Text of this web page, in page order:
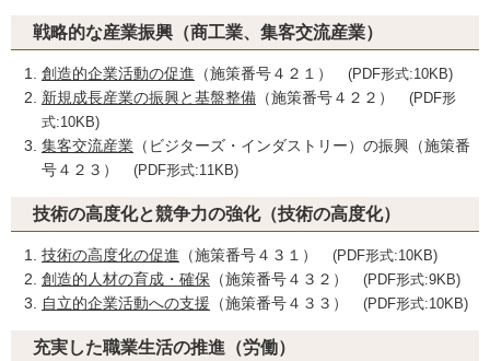
戦略的な産業振興（商工業、集客交流産業）
創造的企業活動の促進 （施策番号４２１） (PDF形式:10KB)
新規成長産業の振興と基盤整備 （施策番号４２２） (PDF形
式:10KB)
集客交流産業 （ビジターズ・インダストリー）の振興（施策番
号４２３） (PDF形式:11KB)
技術の高度化と競争力の強化（技術の高度化）
技術の高度化の促進 （施策番号４３１） (PDF形式:10KB)
創造的人材の育成・確保 （施策番号４３２） (PDF形式:9KB)
自立的企業活動への支援 （施策番号４３３） (PDF形式:10KB)
充実した職業生活の推進（労働）